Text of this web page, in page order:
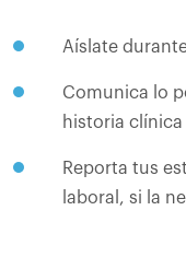
Aíslate
Comunica lo
historia clínica
Reporta tus
laboral, si la